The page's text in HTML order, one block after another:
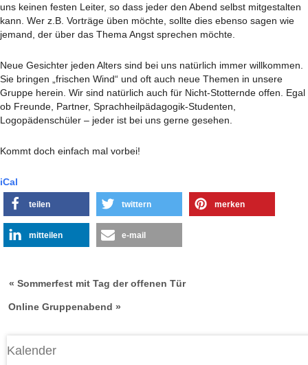
uns keinen festen Leiter, so dass jeder den Abend selbst mitgestalten
kann. Wer z.B. Vorträge üben möchte, sollte dies ebenso sagen wie
jemand, der über das Thema Angst sprechen möchte.
Neue Gesichter jeden Alters sind bei uns natürlich immer willkommen.
Sie bringen „frischen Wind“ und oft auch neue Themen in unsere
Gruppe herein. Wir sind natürlich auch für Nicht-Stotternde offen. Egal
ob Freunde, Partner, Sprachheilpädagogik-Studenten,
Logopädenschüler – jeder ist bei uns gerne gesehen.
Kommt doch einfach mal vorbei!
iCal
teilen twittern merken
mitteilen e-mail
« Sommerfest mit Tag der offenen Tür
Online Gruppenabend »
Kalender